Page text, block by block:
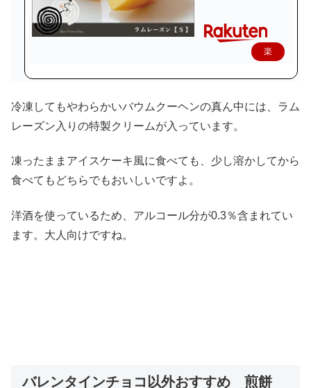
楽
購
冷凍してもやわらかいバウムクーヘンの真ん中には、ラム
レーズン入りの特製クリームが入っています。
凍ったままアイスケーキ風に食べても、少し溶かしてから
食べてもどちらでもおいしいですよ。
洋酒を使っているため、アルコール分が0.3％含まれてい
ます。大人向けですね。
バレンタインチョコ以外おすすめ 煎餅